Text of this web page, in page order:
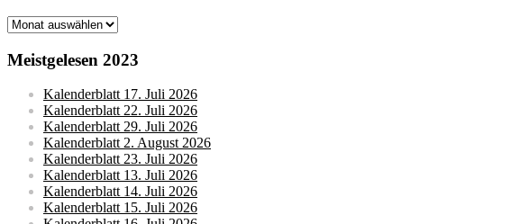
Monatsarchive
Meistgelesen 2023
Kalenderblatt 17. Juli 2026
Kalenderblatt 22. Juli 2026
Kalenderblatt 29. Juli 2026
Kalenderblatt 2. August 2026
Kalenderblatt 23. Juli 2026
Kalenderblatt 13. Juli 2026
Kalenderblatt 14. Juli 2026
Kalenderblatt 15. Juli 2026